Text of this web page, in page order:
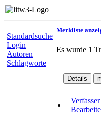
Standardsuche
Login
Autoren
Schlagworte
Merkliste
Es wurde 1